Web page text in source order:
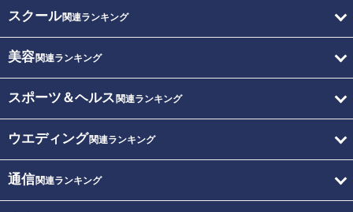
スクール関連ランキング
美容関連ランキング
スポーツ＆ヘルス 関連ランキング
ウエディング関連ランキング
通信関連ランキング